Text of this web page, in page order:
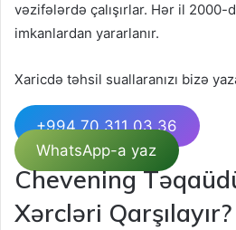
vəzifələrdə çalışırlar. Hər il 2000-
imkanlardan yararlanır.
Xaricdə təhsil suallaranızı bizə
+994 70 311 03 36
WhatsApp-a yaz
Chevening
Xərcləri Qarşılayır?